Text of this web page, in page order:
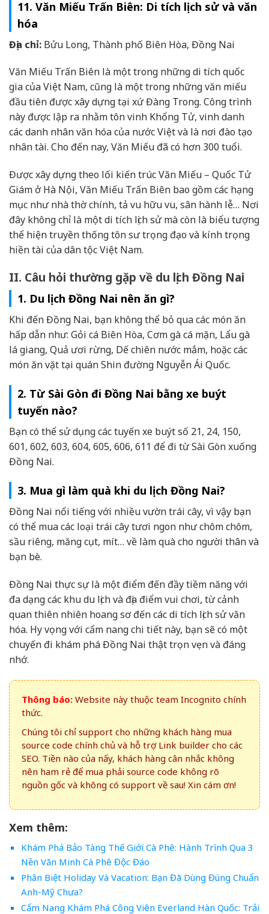
11. Văn Miếu Trấn Biên: Di tích lịch sử và văn
hóa
Địa chỉ: Bửu Long, Thành phố Biên Hòa, Đồng Nai
Văn Miếu Trấn Biên là một trong những di tích quốc
gia của Việt Nam, cũng là một trong những văn miếu
đầu tiên được xây dựng tại xứ Đàng Trong. Công trình
này được lập ra nhằm tôn vinh Khổng Tử, vinh danh
các danh nhân văn hóa của nước Việt và là nơi đào tạo
nhân tài. Cho đến nay, Văn Miếu đã có hơn 300 tuổi.
Được xây dựng theo lối kiến trúc Văn Miếu – Quốc Tử
Giám ở Hà Nội, Văn Miếu Trấn Biên bao gồm các hạng
mục như nhà thờ chính, tả vu hữu vu, sân hành lễ… Nơi
đây không chỉ là một di tích lịch sử mà còn là biểu tượng
thể hiện truyền thống tôn sư trọng đạo và kính trọng
hiền tài của dân tộc Việt Nam.
II. Câu hỏi thường gặp về du lịch Đồng Nai
1. Du lịch Đồng Nai nên ăn gì?
Khi đến Đồng Nai, bạn không thể bỏ qua các món ăn
hấp dẫn như: Gỏi cá Biên Hòa, Cơm gà cá mặn, Lẩu gà
lá giang, Quả ươi rừng, Dế chiên nước mắm, hoặc các
món ăn vặt tại quán Shin đường Nguyễn Ái Quốc.
2. Từ Sài Gòn đi Đồng Nai bằng xe buýt
tuyến nào?
Bạn có thể sử dụng các tuyến xe buýt số 21, 24, 150,
601, 602, 603, 604, 605, 606, 611 để đi từ Sài Gòn xuống
Đồng Nai.
3. Mua gì làm quà khi du lịch Đồng Nai?
Đồng Nai nổi tiếng với nhiều vườn trái cây, vì vậy bạn
có thể mua các loại trái cây tươi ngon như chôm chôm,
sầu riêng, măng cụt, mít… về làm quà cho người thân và
bạn bè.
Đồng Nai thực sự là một điểm đến đầy tiềm năng với
đa dạng các khu du lịch và địa điểm vui chơi, từ cảnh
quan thiên nhiên hoang sơ đến các di tích lịch sử văn
hóa. Hy vọng với cẩm nang chi tiết này, bạn sẽ có một
chuyến đi khám phá Đồng Nai thật trọn vẹn và đáng
nhớ.
Thông báo: Website này thuộc team Incognito chính
thức.
Chúng tôi chỉ support cho những khách hàng mua
source code chính chủ và hỗ trợ Link builder cho các
SEO. Tiền nào của nấy, khách hàng cân nhắc không
nên ham rẻ để mua phải source code không rõ
nguồn gốc và không có support về sau! Xin cám ơn!
Xem thêm:
Khám Phá Bảo Tàng Thế Giới Cà Phê: Hành Trình Qua 3
Nền Văn Minh Cà Phê Độc Đáo
Phân Biệt Holiday Và Vacation: Bạn Đã Dùng Đúng Chuẩn
Anh-Mỹ Chưa?
Cẩm Nang Khám Phá Công Viên Everland Hàn Quốc: Trải